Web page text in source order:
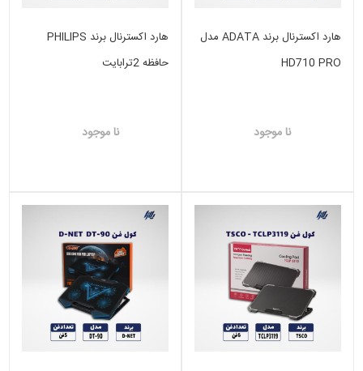
هارد اکسترنال برند ADATA مدل
HD710 PRO
نا موجود
هارد اکسترنال برند PHILIPS
حافظه 2ترابایت
نا موجود